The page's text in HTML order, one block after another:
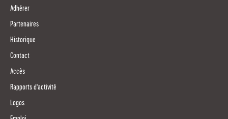
Adhérer
Partenaires
Historique
Contact
Accès
Rapports d'activité
Logos